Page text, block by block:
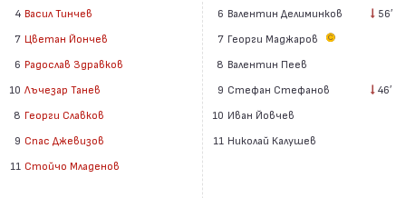
4 Васил Тинчев
7 Цветан Йончев
6 Радослав Здравков
10 Лъчезар Танев
8 Георги Славков
9 Спас Джевизов
11 Стойчо Младенов
6 Валентин Делиминков
56′
7 Георги Маджаров
8 Валентин Пеев
9 Стефан Стефанов
46′
10 Иван Йовчев
11 Николай Калушев